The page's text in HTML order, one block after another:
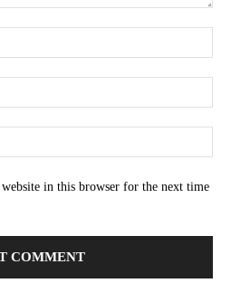
in this browser for the next time